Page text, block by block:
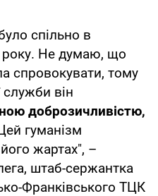
спільно в
року. Не думаю, що
спровокувати, тому
служби він
доброзичливістю,
гуманізм
жартах", –
штаб-сержантка
Франківського ТЦК